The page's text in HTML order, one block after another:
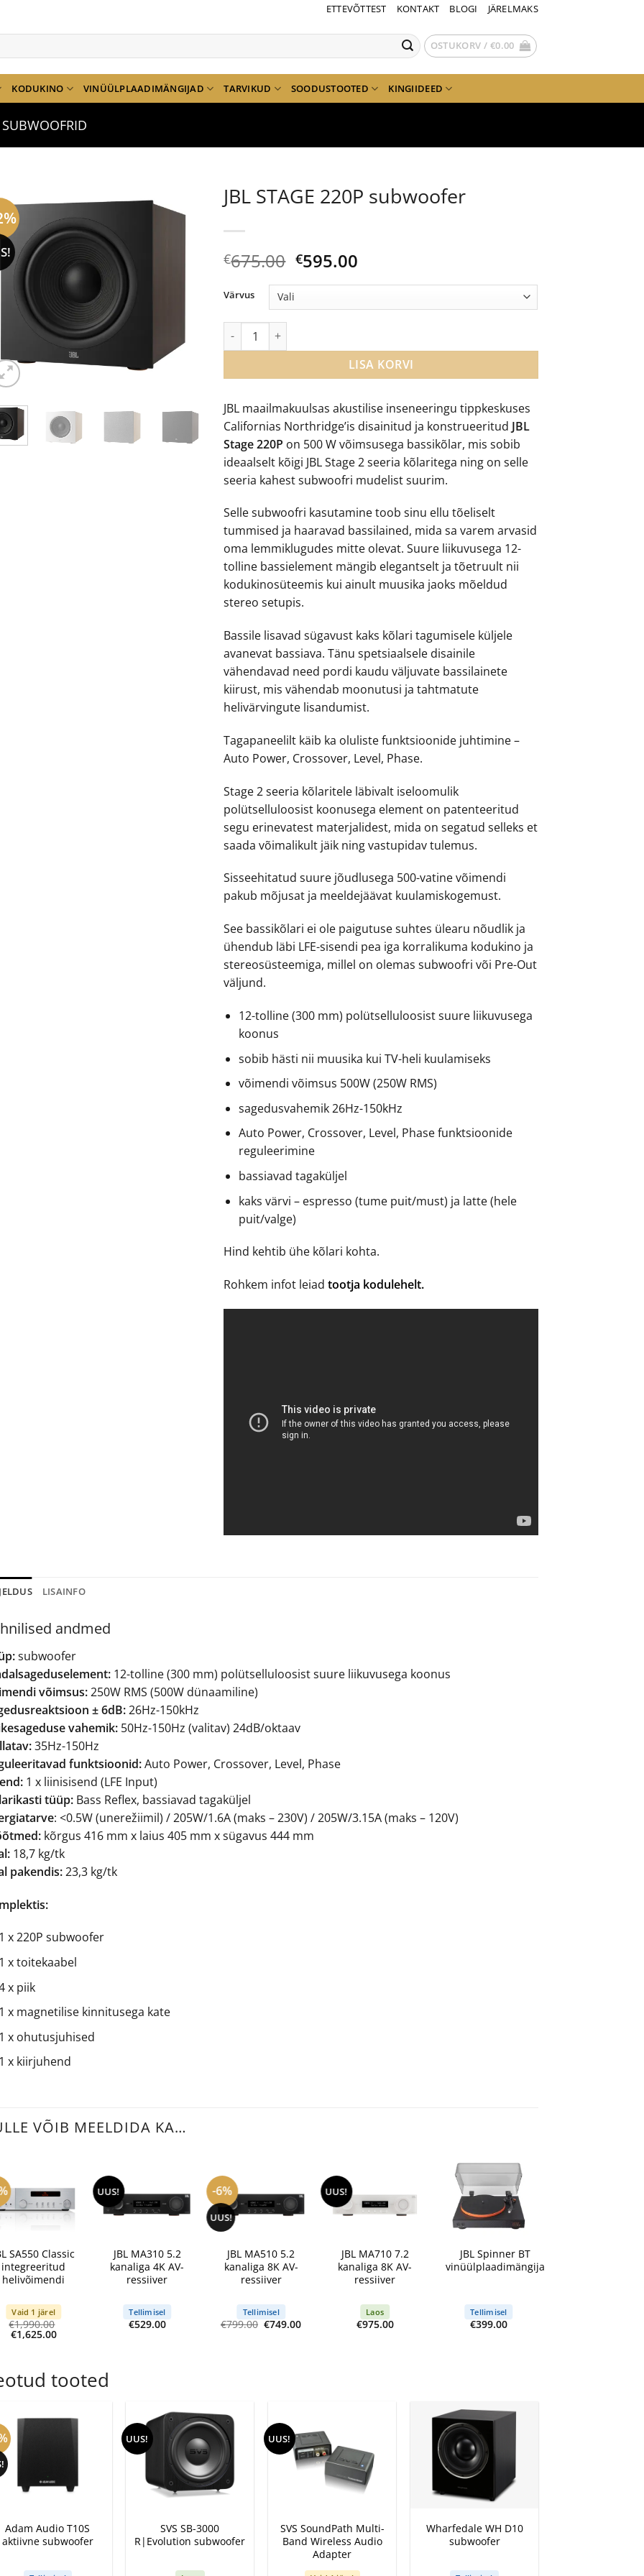
ETTEVÕTTEST KONTAKT BLOGI JÄRELMAKS
OSTUKORV / €0.00
KODUKINO VINÜÜLPLAADIMÄNGIJAD TARVIKUD SOODUSTOOTED KINGIIDEED
SUBWOOFRID
JBL STAGE 220P subwoofer
€675.00 Algne
€675.00.
€595.00Current
€595.00.
JBL maailmakuulsas akustilise inseneeringu tippkeskuses
Californias Northridge’is disainitud ja konstrueeritud JBL
Stage 220P on 500 W võimsusega bassikõlar, mis sobib
ideaalselt kõigi JBL Stage 2 seeria kõlaritega ning on selle
seeria kahest subwoofri mudelist suurim.
Selle subwoofri kasutamine toob sinu ellu tõeliselt
tummised ja haaravad bassilained, mida sa varem arvasid
oma lemmiklugudes mitte olevat. Suure liikuvusega 12-
tolline bassielement mängib elegantselt ja tõetruult nii
kodukinosüteemis kui ainult muusika jaoks mõeldud
stereo setupis.
Bassile lisavad sügavust kaks kõlari tagumisele küljele
avanevat bassiava. Tänu spetsiaalsele disainile
vähendavad need pordi kaudu väljuvate bassilainete
kiirust, mis vähendab moonutusi ja tahtmatute
helivärvingute lisandumist.
Tagapaneelilt käib ka oluliste funktsioonide juhtimine –
Auto Power, Crossover, Level, Phase.
Stage 2 seeria kõlaritele läbivalt iseloomulik
polütselluloosist koonusega element on patenteeritud
segu erinevatest materjalidest, mida on segatud selleks et
saada võimalikult jäik ning vastupidav tulemus.
Sisseehitatud suure jõudlusega 500-vatine võimendi
pakub mõjusat ja meeldejäävat kuulamiskogemust.
See bassikõlari ei ole paigutuse suhtes ülearu nõudlik ja
ühendub läbi LFE-sisendi pea iga korralikuma kodukino ja
stereosüsteemiga, millel on olemas subwoofri või Pre-Out
väljund.
12-tolline (300 mm) polütselluloosist suure liikuvusega
koonus
sobib hästi nii muusika kui TV-heli kuulamiseks
võimendi võimsus 500W (250W RMS)
sagedusvahemik 26Hz-150kHz
Auto Power, Crossover, Level, Phase funktsioonide
reguleerimine
bassiavad tagaküljel
kaks värvi – espresso (tume puit/must) ja latte (hele
puit/valge)
Hind kehtib ühe kõlari kohta.
Rohkem infot leiadtootja kodulehelt.
Värvus
JBL STAGE 220P subwoofer kogus
LISA KORVI
LISAINFO
andmed
subwoofer
12-tolline (300 mm) polütselluloosist suure liikuvusega koonus
võimsus:250W RMS (500W dünaamiline)
± 6dB:26Hz-150kHz
vahemik:50Hz-150Hz (valitav) 24dB/oktaav
35Hz-150Hz
funktsioonid:Auto Power, Crossover, Level, Phase
1 x liinisisend (LFE Input)
tüüp:Bass Reflex, bassiavad tagaküljel
: <0.5W (unerežiimil) / 205W/1.6A (maks – 230V) / 205W/3.15A (maks – 120V)
kõrgus 416 mm x laius 405 mm x sügavus 444 mm
18,7 kg/tk
pakendis:23,3 kg/tk
x 220P subwoofer
x toitekaabel
x piik
x magnetilise kinnitusega kate
x ohutusjuhised
x kiirjuhend
VÕIB MEELDIDA KA…
SA550 Classic
integreeritud
helivõimendi
Vaid 1 järel
€1,990.00
Algne
hind
€1,625.00Current
UUS!
JBL MA310 5.2
kanaliga 4K AV-
ressiiver
Tellimisel
€529.00
-6%
UUS!
+
JBL MA510 5.2
kanaliga 8K AV-
ressiiver
Tellimisel
€799.00 Algne
€749.00Current
UUS!
JBL MA710 7.2
kanaliga 8K AV-
ressiiver
Laos
€975.00
+
JBL Spinner BT
vinüülplaadimängija
Tellimisel
€399.00
tooted
Adam Audio T10S
aktiivne subwoofer
UUS!
SVS SB-3000
R|Evolution subwoofer
UUS!
SVS SoundPath Multi-
Band Wireless Audio
Adapter
Wharfedale WH D10
subwoofer